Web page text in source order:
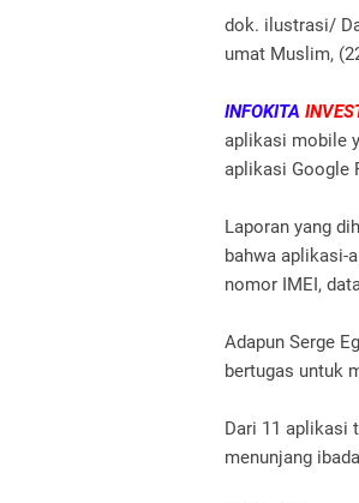
dok. ilustrasi/
umat Muslim,
INFOKITA
aplikasi mobile
aplikasi Google
Laporan yang
bahwa aplikasi-
nomor IMEI,
Adapun Serge
bertugas untuk
Dari 11 aplikasi
menunjang